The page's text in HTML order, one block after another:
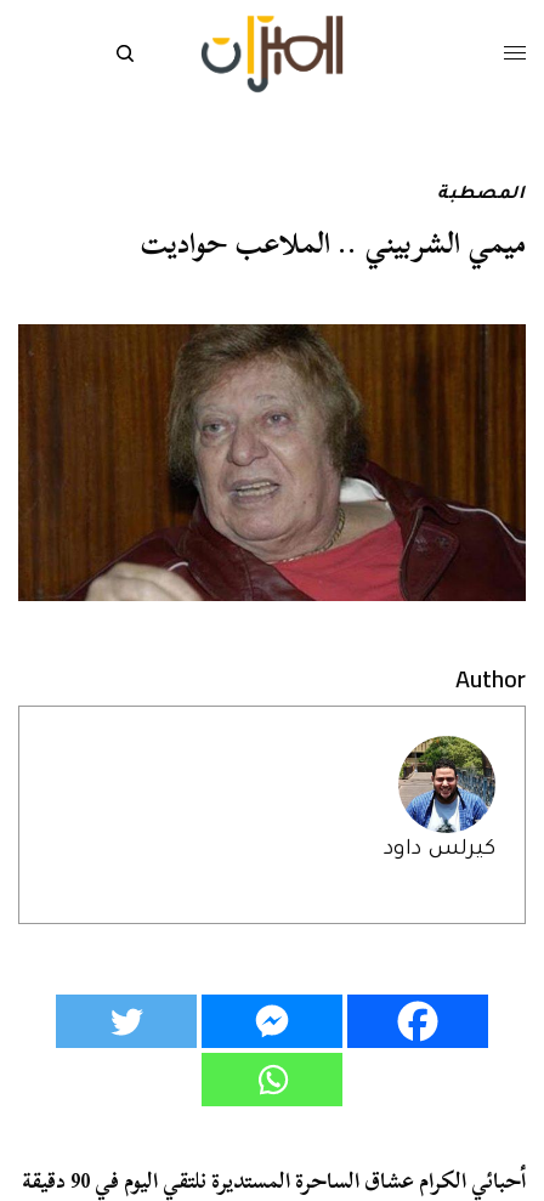
المصطبة
ميمي الشربيني .. الملاعب حواديت
Author
كيرلس داود
أحبائي الكرام عشاق الساحرة المستديرة نلتقي اليوم في 90 دقيقة